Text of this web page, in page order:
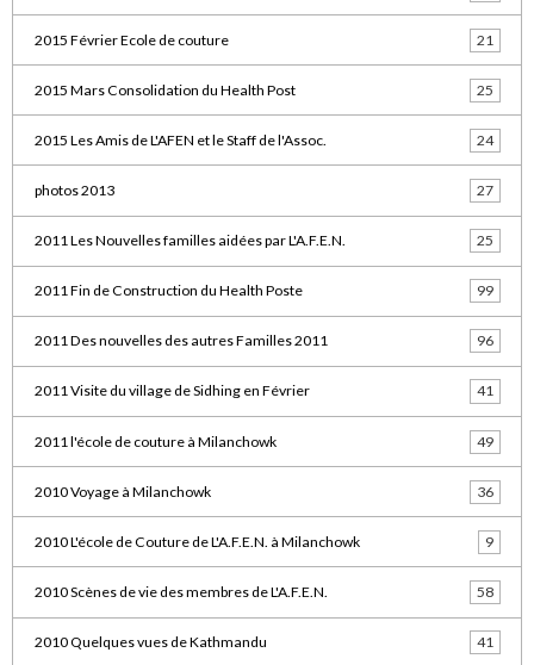
2015 Février Ecole de couture 21
2015 Mars Consolidation du Health Post 25
2015 Les Amis de L'AFEN et le Staff de l'Assoc. 24
photos 2013 27
2011 Les Nouvelles familles aidées par L'A.F.E.N. 25
2011 Fin de Construction du Health Poste 99
2011 Des nouvelles des autres Familles 2011 96
2011 Visite du village de Sidhing en Février 41
2011 l'école de couture à Milanchowk 49
2010 Voyage à Milanchowk 36
2010 L'école de Couture de L'A.F.E.N. à Milanchowk 9
2010 Scènes de vie des membres de L'A.F.E.N. 58
2010 Quelques vues de Kathmandu 41